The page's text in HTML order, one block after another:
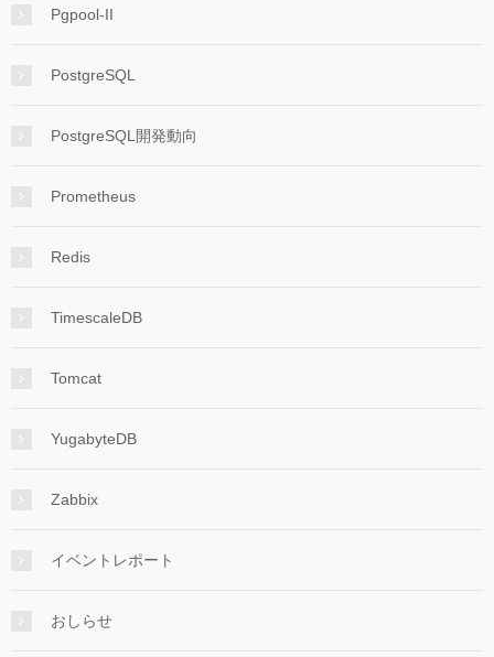
Pgpool-II
PostgreSQL
PostgreSQL開発動向
Prometheus
Redis
TimescaleDB
Tomcat
YugabyteDB
Zabbix
イベントレポート
おしらせ